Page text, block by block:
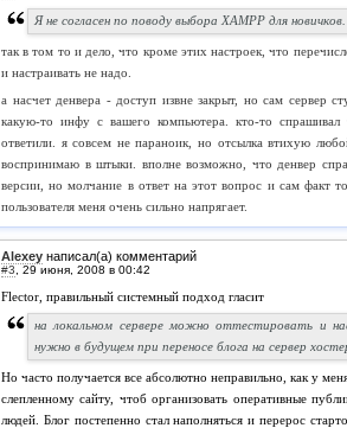
Я не согласен по поводу выбора XAMPP для
так в том то и дело, что кроме этих настроек, что
и настраивать не надо.
а насчет денвера - доступ извне закрыт, но сам сервер
какую-то инфу с вашего компьютера. кто-то
ответили. я совсем не параноик, но отсылка втихую
воспринимаю в штыки. вполне возможно, что денвер
версии, но молчание в ответ на этот вопрос и сам факт
пользователя меня очень сильно напрягает.
Alexey написал(а) комментарий
#3
Flector, правильный системный подход гласит
на локальном сервере можно оттестировать и
нужно в будущем при переносе блога на сервер
Но часто получается все абсолютно неправильно, как у
слепленному сайту, чтоб организовать оперативные
людей. Блог постепенно стал наполняться и перерос